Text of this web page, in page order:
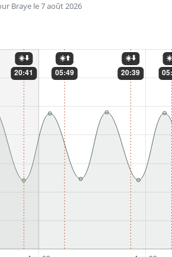
Braye le 7 août 2026